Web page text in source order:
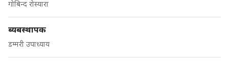
गोबिन्द रोस्यारा
ब्यबस्थापक
डम्मरी उपाध्याय